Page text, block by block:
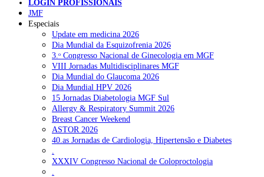
NOTÍCIAS RECENTES
Quase 11.900 jovens recorreram aos cheques psicólogo e
nutricionista no primeiro mês 7 de Agosto, 2026
ULS de Coimbra estreia cirurgia endoscópica do ouvido com
apoio robótico em Portugal 7 de Agosto, 2026
Enfermeiros exigem esclarecimentos sobre eventual gestão
privada da ULS do Algarve 7 de Agosto, 2026
Ordem dos Médicos alerta para riscos no novo sistema de acesso
a consultas e cirurgias
LOGIN PROFISSIONAIS
JMF
Especiais
Update em medicina 2026
Dia Mundial da Esquizofrenia 2026
3.ᵒ Congresso Nacional de Ginecologia em MGF
VIII Jornadas Multidisciplinares MGF
Dia Mundial do Glaucoma 2026
Dia Mundial HPV 2026
15 Jornadas Diabetologia MGF Sul
Allergy & Respiratory Summit 2026
Breast Cancer Weekend
ASTOR 2026
40.as Jornadas de Cardiologia, Hipertensão e Diabetes
.
XXXIV Congresso Nacional de Coloproctologia
.